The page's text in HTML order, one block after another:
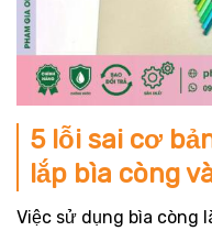
5 lỗi sai cơ
lắp bìa còng
Việc sử dụng bìa còng